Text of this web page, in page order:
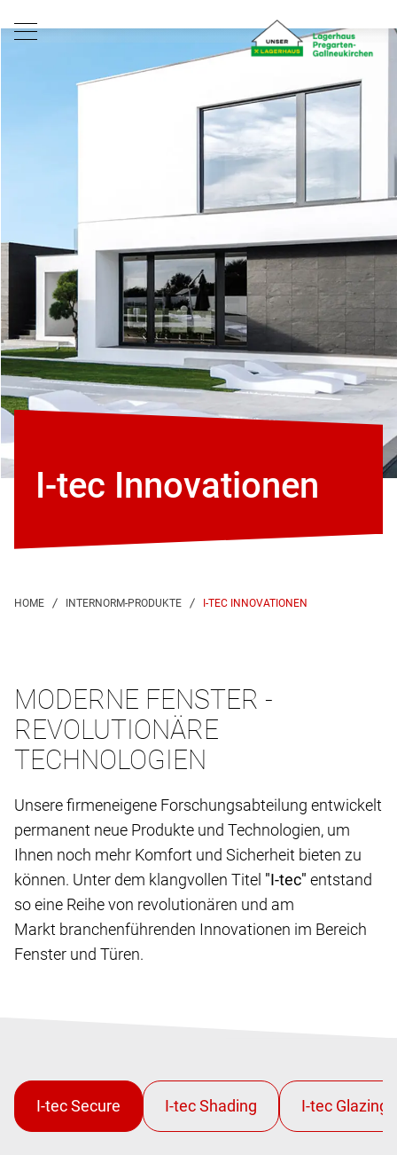
I-tec Innovationen
I-TEC INNOVATIONEN
MODERNE FENSTER -
REVOLUTIONÄRE
TECHNOLOGIEN
Unsere firmeneigene Forschungsabteilung entwickelt
permanent neue Produkte und Technologien, um
Ihnen noch mehr Komfort und Sicherheit bieten zu
können. Unter dem klangvollen Titel "I-tec" entstand
so eine Reihe von revolutionären und am
Markt branchenführenden Innovationen im Bereich
Fenster und Türen.